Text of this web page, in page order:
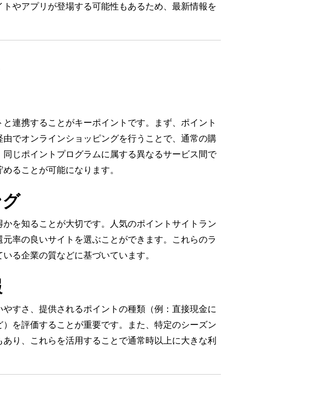
やアプリが登場する可能性もあるため、最新情報を
連携することがキーポイントです。まず、ポイント
でオンラインショッピングを行うことで、通常の購
じポイントプログラムに属する異なるサービス間で
ることが可能になります。
を知ることが大切です。人気のポイントサイトラン
率の良いサイトを選ぶことができます。これらのラ
る企業の質などに基づいています。
すさ、提供されるポイントの種類（例：直接現金に
を評価することが重要です。また、特定のシーズン
り、これらを活用することで通常時以上に大きな利